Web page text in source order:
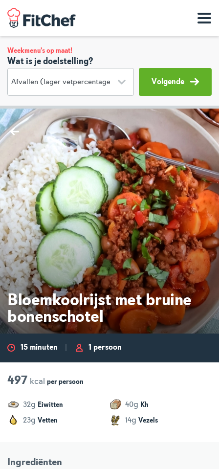
Weekmenu's op maat!
Wat is je doelstelling?
Volgende
Bloemkoolrijst met bruine
bonenschotel
15 minuten 1 persoon
497 kcal per persoon
32g Eiwitten 40g Kh
23g Vetten 14g Vezels
Ingrediënten